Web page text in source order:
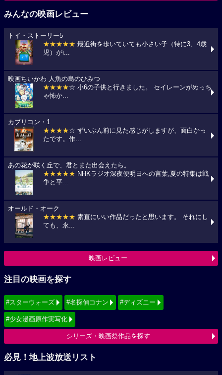
みんなの映画レビュー
トイ・ストーリー5
★★★★★ 最近街を歩いていても小さい子（特に3、4歳
児）がi...
映画ちいかわ 人魚の島のひみつ
★★★★☆ 小6の子供と行きました。 セイレーンがめっち
ゃ怖か...
カプリコン・1
★★★★☆ ずいぶん前に見た感じがしますが、面白かっ
たです。作...
あの花が咲く丘で、君とまた出会えたら。
★★★★★ NHKラジオ深夜便明日への言葉,夏の特集は戦
争と平...
オールド・オーク
★★★★★ 素直にいい作品だったと思います。 それにし
ても、永...
映画レビュー
注目の映画を探す
#スターウォーズ #名探偵コナン #ディズニー
#少女漫画原作実写化
シリーズ・映画祭作品を探す
必見！地上波放送リスト